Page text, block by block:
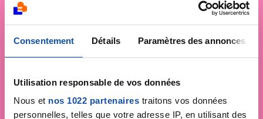
Consentement Détails Paramètres des annonces
Utilisation responsable de vos données
Nous et nos 1022 partenaires traitons vos données
personnelles, telles que votre adresse IP, en utilisant des